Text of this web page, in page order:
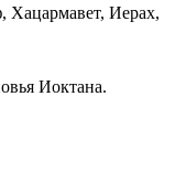
Иерах,
Иоктана.